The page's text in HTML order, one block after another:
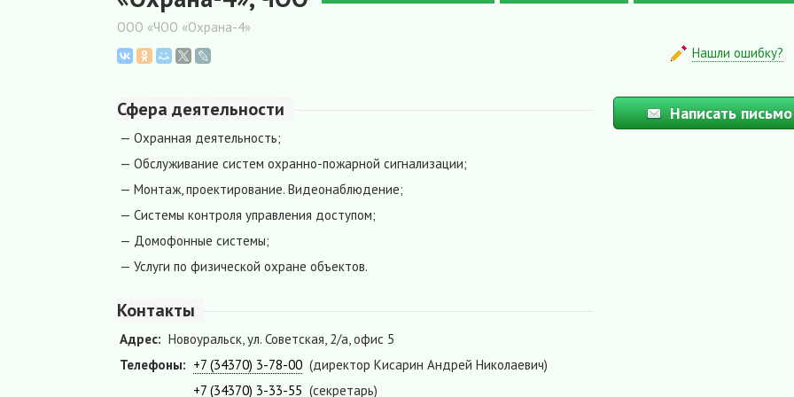
ООО «ЧОО «Охрана-4»
Нашли ошибку?
Сфера деятельности
— Охранная деятельность;
— Обслуживание систем охранно-пожарной сигнализации;
— Монтаж, проектирование. Видеонаблюдение;
— Системы контроля управления доступом;
— Домофонные системы;
— Услуги по физической охране объектов.
Контакты
Адрес: Новоуральск, ул. Советская, 2/а, офис 5
Телефоны: +7 (34370) 3-78-00 (директор Кисарин Андрей Николаевич)
+7 (34370) 3-33-55 (секретарь)
Написать письмо